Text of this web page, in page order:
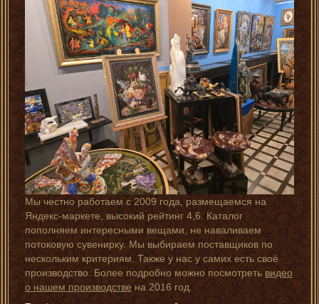
Мы честно работаем с 2009 года, размещаемся на
Яндекс-маркете, высокий рейтинг 4,6. Каталог
пополняем интересными вещами, не наваливаем
потоковую сувенирку. Мы выбираем поставщиков по
нескольким критериям. Также у нас у самих есть своё
производство. Более подробно можно посмотретьвидео
о нашем производствена 2016 год.